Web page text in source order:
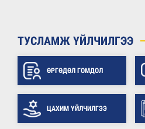
ТУСЛАМЖ ҮЙЛЧИЛГЭЭ
ӨРГӨДӨЛ ГОМДОЛ
ЦАХИМ ҮЙЛЧИЛГЭЭ